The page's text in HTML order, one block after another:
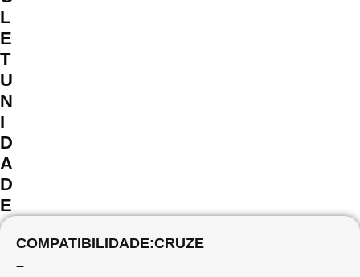
L
E
T
U
N
I
D
A
D
E
COMPATIBILIDADE:CRUZE
–